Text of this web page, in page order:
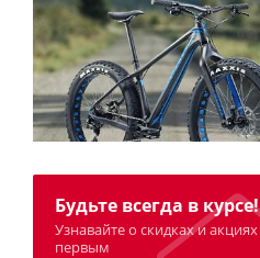
Будьте всегда в курсе!
Узнавайте о скидках и акциях
первым